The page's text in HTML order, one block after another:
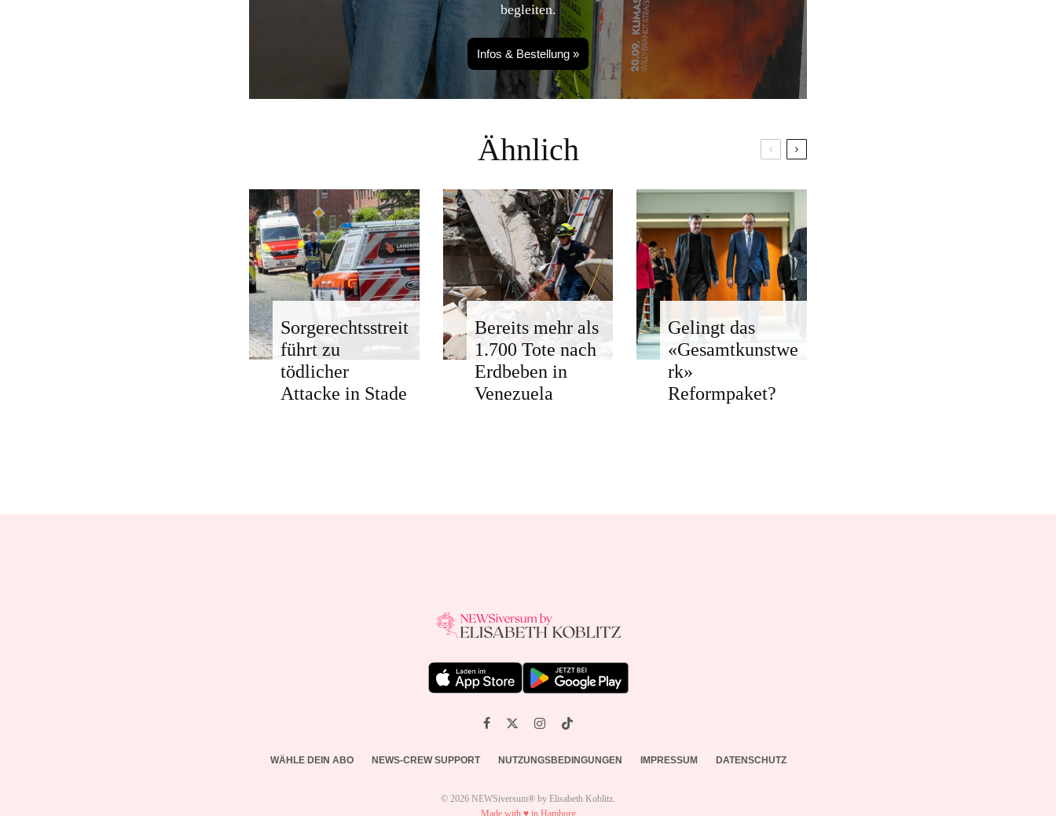
begleiten.
Infos & Bestellung »
Ähnlich
Sorgerechtsstreit
führt zu
tödlicher
Attacke in Stade
Bereits mehr als
1.700 Tote nach
Erdbeben in
Venezuela
Gelingt das
«Gesamtkunstwe
rk»
Reformpaket?
WÄHLE DEIN ABO NEWS-CREW SUPPORT NUTZUNGSBEDINGUNGEN IMPRESSUM DATENSCHUTZ
© 2026 NEWSiversum® by Elisabeth Koblitz.
Made with ♥ in Hamburg